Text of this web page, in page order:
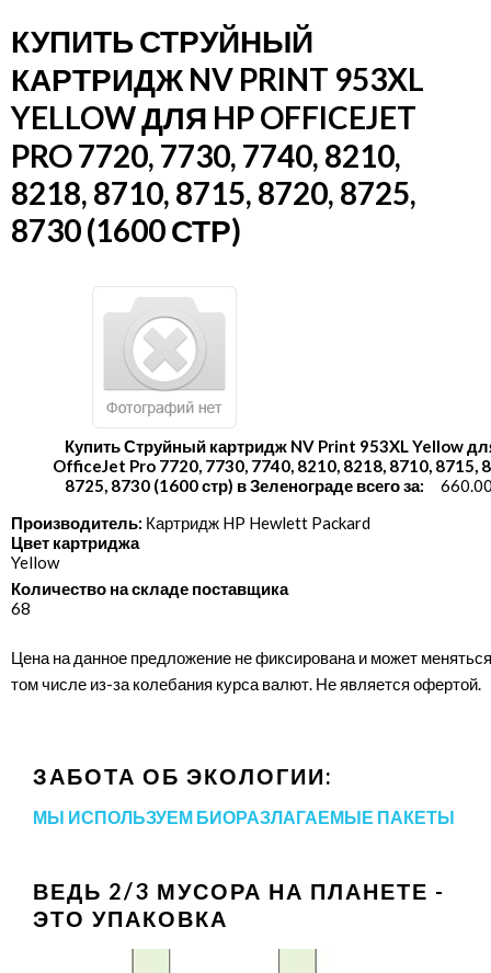
КУПИТЬ СТРУЙНЫЙ
КАРТРИДЖ NV PRINT 953XL
YELLOW ДЛЯ HP OFFICEJET
PRO 7720, 7730, 7740, 8210,
8218, 8710, 8715, 8720, 8725,
8730 (1600 СТР)
Купить Струйный картридж NV Print 953XL Yellow
OfficeJet Pro 7720, 7730, 7740, 8210, 8218, 8710, 8715,
8725, 8730 (1600 стр) в Зеленограде всего за:
Производитель: Картридж HP Hewlett Packard
Цвет картриджа
Yellow
Количество на складе поставщика
68
Цена на данное предложение не фиксирована и может
том числе из-за колебания курса валют. Не является офертой.
ЗАБОТА ОБ ЭКОЛОГИИ:
МЫ ИСПОЛЬЗУЕМ БИОРАЗЛАГАЕМЫЕ ПАКЕТЫ
ВЕДЬ 2/3 МУСОРА НА ПЛАНЕТЕ -
ЭТО УПАКОВКА